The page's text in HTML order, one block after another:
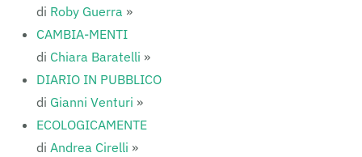
di Roby Guerra »
CAMBIA-MENTI
di Chiara Baratelli »
DIARIO IN PUBBLICO
di Gianni Venturi »
ECOLOGICAMENTE
di Andrea Cirelli »